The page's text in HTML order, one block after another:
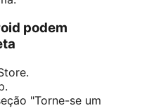
podem
"Torne-se um